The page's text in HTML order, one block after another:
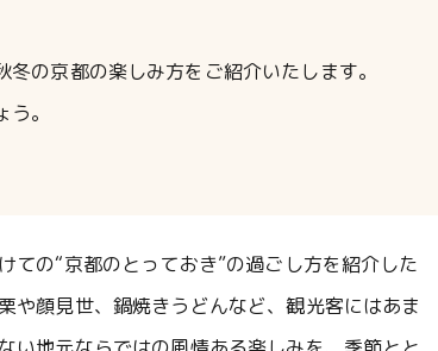
の京都の楽しみ方をご紹介いたします。
。
ての“京都のとっておき”の過ごし方を紹介した
や顔見世、鍋焼きうどんなど、観光客にはあま